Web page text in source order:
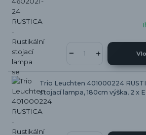
Trio Leuchten 401000224
stojací lampa, 180cm výška, 2 x